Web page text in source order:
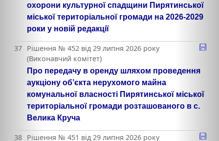
охорони культурної спадщини Пирятинської
міської територіальної громади на 2026-2029
роки у новій редакції
37 Рішення № 452 від 29 липня 2026 року
(Виконавчий комітет)
Про передачу в оренду шляхом проведення
аукціону об’єкта нерухомого майна
комунальної власності Пирятинської міської
територіальної громади розташованого в с.
Велика Круча
38 Рішення № 451 від 29 липня 2026 року